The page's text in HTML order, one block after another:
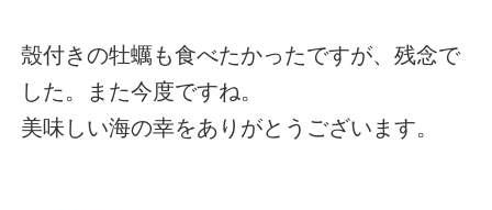
殼付きの牡蠣も食べたかったですが、残念で
した。また今度ですね。
美味しい海の幸をありがとうございます。